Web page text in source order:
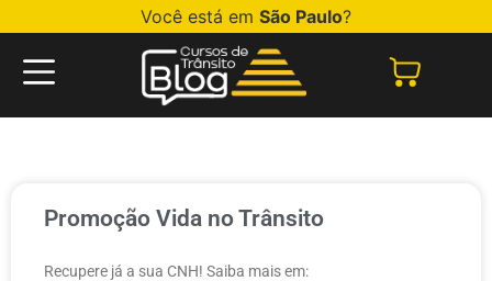
Você está em São Paulo?
Promoção Vida no Trânsito
Recupere já a sua CNH! Saiba mais em: